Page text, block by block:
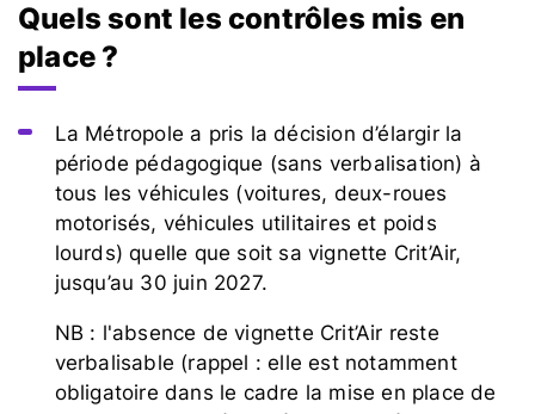
Quels sont les contrôles mis en
place ?
La Métropole a pris la décision d’élargir la
période pédagogique (sans verbalisation) à
tous les véhicules (voitures, deux-roues
motorisés, véhicules utilitaires et poids
lourds) quelle que soit sa vignette Crit’Air,
jusqu’au 30 juin 2027.
NB : l'absence de vignette Crit’Air reste
verbalisable (rappel : elle est notamment
obligatoire dans le cadre la mise en place de